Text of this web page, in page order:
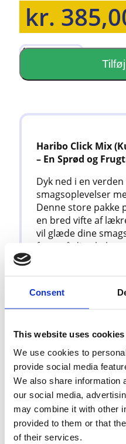
Consent
This website uses cookies
We use cookies to
provide social media
We also share information
our social media,
may combine it with other
provided to them or that
of their services.
kr.
2,85
Haribo
Mix
vingummi)
antal
Haribo Click Mix
– En Sprød og
Dyk ned i en
smagsoplevelser
Denne store pakke
en bred vifte af
vil glæde dine
frem på dine læber.
for sanserne. Nyd
de intense
om du foretrækker
æble eller mere
ananas og
at elske i denne
Perfekt til enhver
derhjemme til en
Haribo Click Mix en